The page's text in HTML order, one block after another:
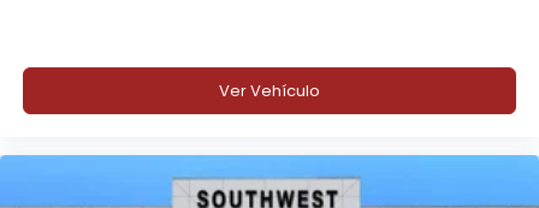
Ver Vehículo